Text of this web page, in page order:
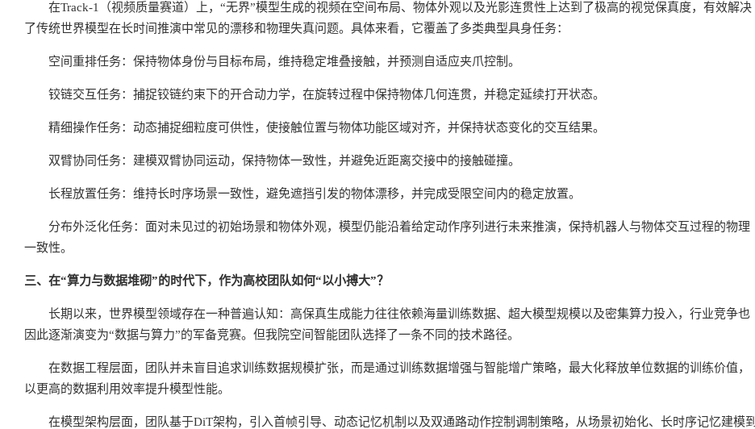
在Track-1（视频质量赛道）上，“无界”模型生成的视频在空间布局、物体外观以及光影连贯性上达到了极高的视觉保真度，有效解决
了传统世界模型在长时间推演中常见的漂移和物理失真问题。具体来看，它覆盖了多类典型具身任务：
空间重排任务：保持物体身份与目标布局，维持稳定堆叠接触，并预测自适应夹爪控制。
铰链交互任务：捕捉铰链约束下的开合动力学，在旋转过程中保持物体几何连贯，并稳定延续打开状态。
精细操作任务：动态捕捉细粒度可供性，使接触位置与物体功能区域对齐，并保持状态变化的交互结果。
双臂协同任务：建模双臂协同运动，保持物体一致性，并避免近距离交接中的接触碰撞。
长程放置任务：维持长时序场景一致性，避免遮挡引发的物体漂移，并完成受限空间内的稳定放置。
分布外泛化任务：面对未见过的初始场景和物体外观，模型仍能沿着给定动作序列进行未来推演，保持机器人与物体交互过程的物理
一致性。
三、在“算力与数据堆砌”的时代下，作为高校团队如何“以小搏大”？
长期以来，世界模型领域存在一种普遍认知：高保真生成能力往往依赖海量训练数据、超大模型规模以及密集算力投入，行业竞争也
因此逐渐演变为“数据与算力”的军备竞赛。但我院空间智能团队选择了一条不同的技术路径。
在数据工程层面，团队并未盲目追求训练数据规模扩张，而是通过训练数据增强与智能增广策略，最大化释放单位数据的训练价值，
以更高的数据利用效率提升模型性能。
在模型架构层面，团队基于DiT架构，引入首帧引导、动态记忆机制以及双通路动作控制调制策略，从场景初始化、长时序记忆建模到